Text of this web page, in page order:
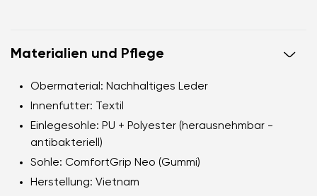
Materialien und Pflege
Obermaterial: Nachhaltiges Leder
Innenfutter: Textil
Einlegesohle: PU + Polyester (herausnehmbar -
antibakteriell)
Sohle: ComfortGrip Neo (Gummi)
Herstellung: Vietnam